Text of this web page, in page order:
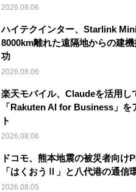
2026.08.06
ハイテクインター、Starlink
8000km離れた遠隔地からの建
功
2026.08.06
楽天モバイル、Claudeを活用し
「Rakuten AI for Business」を
ト
2026.08.06
ドコモ、熊本地震の被災者向け
「はくおうⅡ」と八代港の通信
2026.08.05